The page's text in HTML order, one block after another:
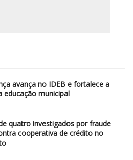
avança no IDEB e fortalece a
educação municipal
quatro investigados por fraude
cooperativa de crédito no